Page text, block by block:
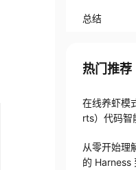
势——硅基
总结
热门推荐
在线养虾模
rts）代码智
从零开始理
的 Harness